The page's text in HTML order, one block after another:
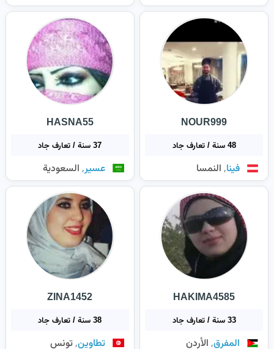
NOUR999
48 سنة / تعارف جاد
فينا, النمسا
HASNA55
37 سنة / تعارف جاد
عسير, السعودية
HAKIMA4585
33 سنة / تعارف جاد
المفرق, الأردن
ZINA1452
38 سنة / تعارف جاد
تطاوين, تونس